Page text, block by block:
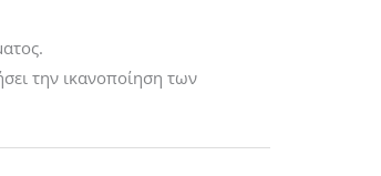
την ικανοποίηση των